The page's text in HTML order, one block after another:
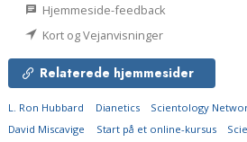
Hjemmeside-feedback
Kort og Vejanvisninger
Relaterede hjemmesider
L. Ron Hubbard Dianetics Scientology
David Miscavige
Start på et online-kursus